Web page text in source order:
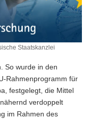
Staatskanzlei
So wurde in den
Rahmenprogramm für
festgelegt, die Mittel
verdoppelt
im Rahmen des